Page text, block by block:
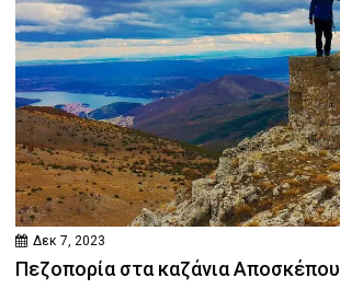
Δεκ 7, 2023
Πεζοπορία στα καζάνια Αποσκέπου